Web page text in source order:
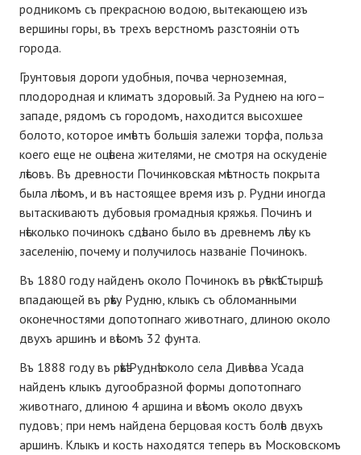
родникомъ съ прекрасною водою, вытекающею изъ
вершины горы, въ трехъ верстномъ разстояніи отъ
города.
Грунтовыя дороги удобныя, почва черноземная,
плодородная и климатъ здоровый. За Руднею на юго–
западе, рядомъ съ городомъ, находится высохшее
болото, которое имѣетъ большія залежи торфа, польза
коего еще не оцѣнена жителями, не смотря на оскуденіе
лѣсовъ. Въ древности Починковская мѣстность покрыта
была лѣсомъ, и въ настоящее время изъ р. Рудни иногда
вытаскиваютъ дубовыя громадныя кряжья. Починъ и
нѣсколько починокъ сдѣлано было въ древнемъ лѣсу къ
заселенію, почему и получилось названіе Починокъ.
Въ 1880 году найденъ около Починокъ въ рѣчкѣ Стыршѣ,
впадающей въ рѣку Рудню, клыкъ съ обломанными
оконечностями допотопнаго животнаго, длиною около
двухъ аршинъ и вѣсомъ 32 фунта.
Въ 1888 году въ рѣкѣ Руднѣ около села Дивѣева Усада
найденъ клыкъ дугообразной формы допотопнаго
животнаго, длиною 4 аршина и вѣсомъ около двухъ
пудовъ; при немъ найдена берцовая костъ болѣе двухъ
аршинъ. Клыкъ и кость находятся теперь въ Московскомъ